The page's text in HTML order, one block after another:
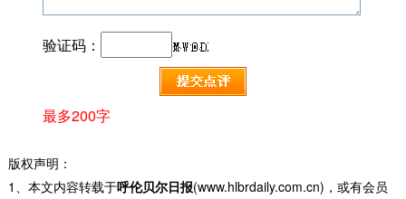
验证码：
最多200字
版权声明：
1、本文内容转载于呼伦贝尔日报(www.hlbrdaily.com.cn)，或有会员